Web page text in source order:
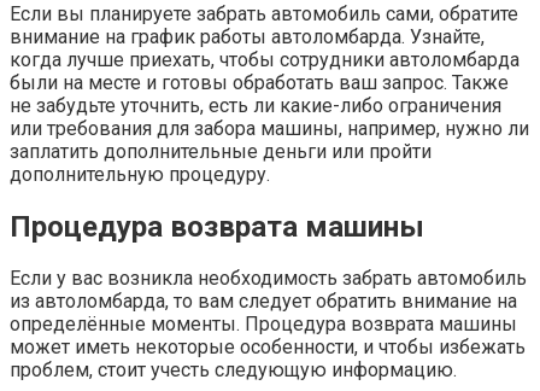
Если вы планируете забрать автомобиль сами, обратите
внимание на график работы автоломбарда. Узнайте,
когда лучше приехать, чтобы сотрудники автоломбарда
были на месте и готовы обработать ваш запрос. Также
не забудьте уточнить, есть ли какие-либо ограничения
или требования для забора машины, например, нужно ли
заплатить дополнительные деньги или пройти
дополнительную процедуру.
Процедура возврата машины
Если у вас возникла необходимость забрать автомобиль
из автоломбарда, то вам следует обратить внимание на
определённые моменты. Процедура возврата машины
может иметь некоторые особенности, и чтобы избежать
проблем, стоит учесть следующую информацию.